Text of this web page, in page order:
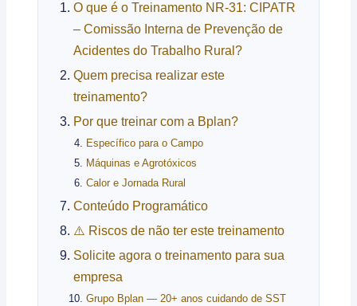
O que é o Treinamento NR-31: CIPATR
– Comissão Interna de Prevenção de
Acidentes do Trabalho Rural?
Quem precisa realizar este
treinamento?
Por que treinar com a Bplan?
Específico para o Campo
Máquinas e Agrotóxicos
Calor e Jornada Rural
Conteúdo Programático
⚠️ Riscos de não ter este treinamento
Solicite agora o treinamento para sua
empresa
Grupo Bplan — 20+ anos cuidando de SST